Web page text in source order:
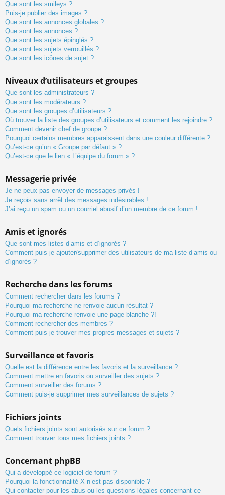
Que sont les smileys ?
Puis-je publier des images ?
Que sont les annonces globales ?
Que sont les annonces ?
Que sont les sujets épinglés ?
Que sont les sujets verrouillés ?
Que sont les icônes de sujet ?
Niveaux d’utilisateurs et groupes
Que sont les administrateurs ?
Que sont les modérateurs ?
Que sont les groupes d’utilisateurs ?
Où trouver la liste des groupes d’utilisateurs et comment les rejoindre ?
Comment devenir chef de groupe ?
Pourquoi certains membres apparaissent dans une couleur différente ?
Qu’est-ce qu’un « Groupe par défaut » ?
Qu’est-ce que le lien « L’équipe du forum » ?
Messagerie privée
Je ne peux pas envoyer de messages privés !
Je reçois sans arrêt des messages indésirables !
J’ai reçu un spam ou un courriel abusif d’un membre de ce forum !
Amis et ignorés
Que sont mes listes d’amis et d’ignorés ?
Comment puis-je ajouter/supprimer des utilisateurs de ma liste d’amis ou
d’ignorés ?
Recherche dans les forums
Comment rechercher dans les forums ?
Pourquoi ma recherche ne renvoie aucun résultat ?
Pourquoi ma recherche renvoie une page blanche ?!
Comment rechercher des membres ?
Comment puis-je trouver mes propres messages et sujets ?
Surveillance et favoris
Quelle est la différence entre les favoris et la surveillance ?
Comment mettre en favoris ou surveiller des sujets ?
Comment surveiller des forums ?
Comment puis-je supprimer mes surveillances de sujets ?
Fichiers joints
Quels fichiers joints sont autorisés sur ce forum ?
Comment trouver tous mes fichiers joints ?
Concernant phpBB
Qui a développé ce logiciel de forum ?
Pourquoi la fonctionnalité X n’est pas disponible ?
Qui contacter pour les abus ou les questions légales concernant ce